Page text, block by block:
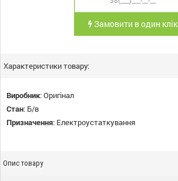
Замовити в один клік
Характеристики товару:
Виробник:Оригінал
Стан: Б/в
Призначення: Електроустаткування
Опис товару